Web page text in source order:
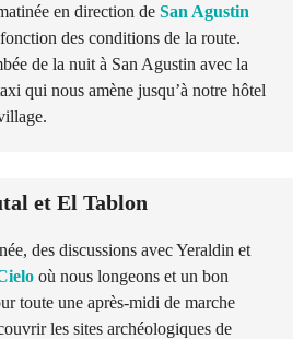
en direction de San Agustin
des conditions de la route.
de la nuit à San Agustin avec la
qui nous amène jusqu’à notre hôtel
et El Tablon
des discussions avec Yeraldin et
où nous longeons et un bon
toute une après-midi de marche
les sites archéologiques de